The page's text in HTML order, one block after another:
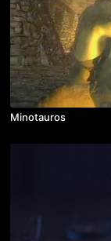
Minotauros